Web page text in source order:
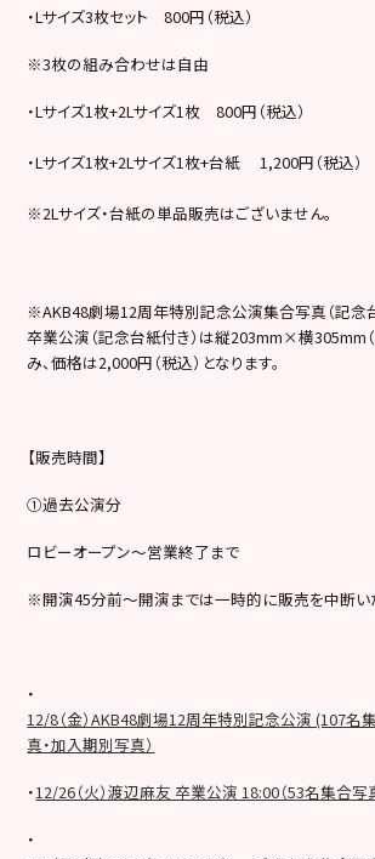
・Lサイズ3枚セット 800円（税込）
※3枚の組み合わせは自由
・Lサイズ1枚+2Lサイズ1枚 800円（税込）
・Lサイズ1枚+2Lサイズ1枚+台紙 1,200円（税込）
※2Lサイズ・台紙の単品販売はございません。
※AKB48劇場12周年特別記念公演集合写真（記念
卒業公演（記念台紙付き）は縦203mm×横305mm
み、価格は2,000円（税込）となります。
【販売時間】
①過去公演分
ロビーオープン～営業終了まで
※開演45分前～開演までは一時的に販売を中断い
・
12/8（金）AKB48劇場12周年特別記念公演 (107名
真・加入期別写真）
・12/26（火）渡辺麻友 卒業公演 18:00（53名集合写
・